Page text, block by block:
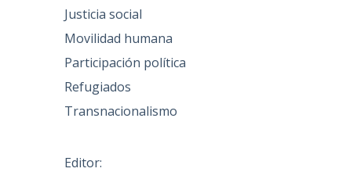
Justicia social
Movilidad humana
Participación política
Refugiados
Transnacionalismo
Editor: